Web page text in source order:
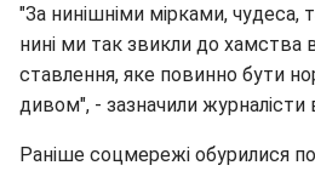
"За нинішніми мірками, чудеса,
нині ми так звикли до хамства
ставлення, яке повинно бути
дивом", - зазначили журналісти
Раніше соцмережі обурилися